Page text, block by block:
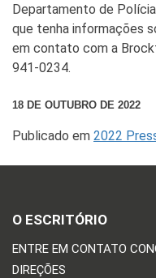
Departamento de
que tenha informações
em contato com a
941-0234.
18 DE OUTUBRO DE 2022
Publicado em 2022
O ESCRITÓRIO
ENTRE EM CONTATO
DIREÇÕES